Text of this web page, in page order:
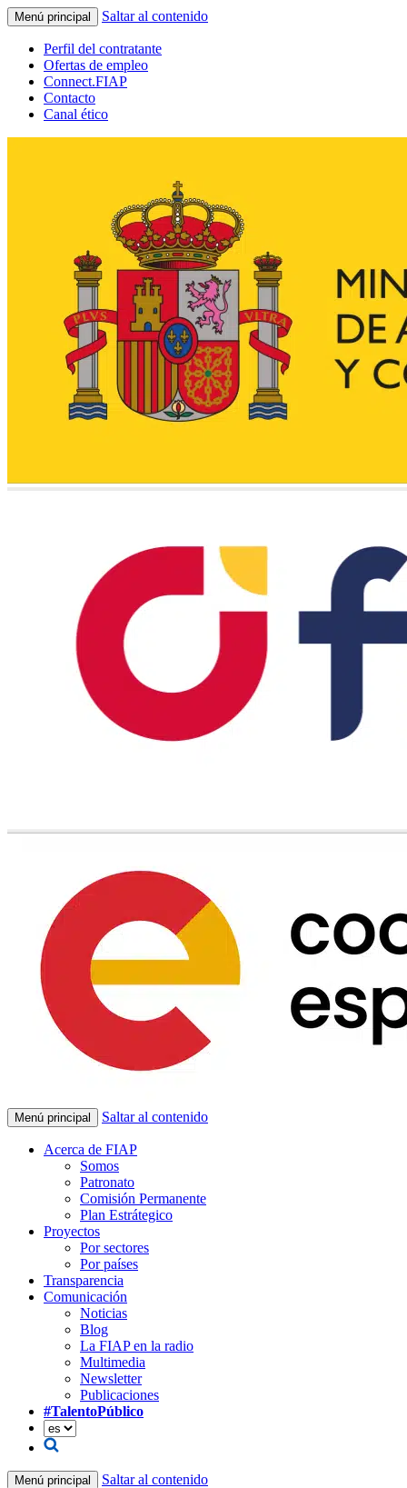
Menú principal Saltar al contenido
Perfil del contratante
Ofertas de empleo
Connect.FIAP
Contacto
Canal ético
Menú principal Saltar al contenido
Acerca de FIAP
Somos
Patronato
Comisión Permanente
Plan Estrátegico
Proyectos
Por sectores
Por países
Transparencia
Comunicación
Noticias
Blog
La FIAP en la radio
Multimedia
Newsletter
Publicaciones
#TalentoPúblico
Menú principal Saltar al contenido